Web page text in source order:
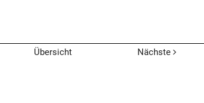
Übersicht Nächste